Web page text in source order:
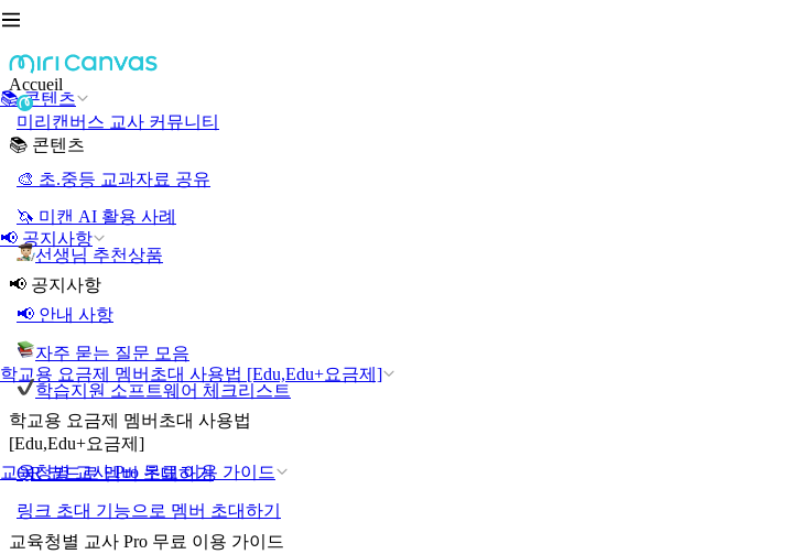
📚 콘텐츠
📢 공지사항
학교용 요금제 멤버초대 사용법 [Edu,Edu+요금제]
교육청별 교사 Pro 무료 이용 가이드
Accueil
미리캔버스 교사 커뮤니티
📚 콘텐츠
🎨 초.중등 교과자료 공유
🦄 미캔 AI 활용 사례
선생님 추천상품
📢 공지사항
📢 안내 사항
자주 묻는 질문 모음
학습지원 소프트웨어 체크리스트
학교용 요금제 멤버초대 사용법
[Edu,Edu+요금제]
QR 코드로 멤버 초대하기
링크 초대 기능으로 멤버 초대하기
교육청별 교사 Pro 무료 이용 가이드